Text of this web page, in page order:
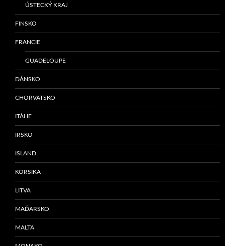
ÚSTECKÝ KRAJ
FINSKO
FRANCIE
GUADELOUPE
DÁNSKO
CHORVATSKO
ITÁLIE
IRSKO
ISLAND
KORSIKA
LITVA
MAĎARSKO
MALTA